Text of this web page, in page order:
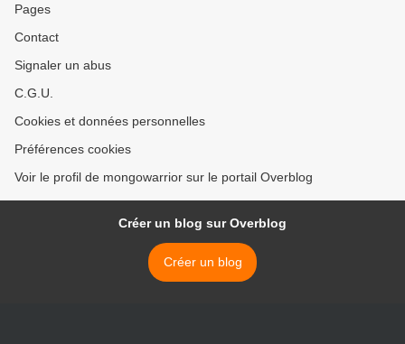
Pages
Contact
Signaler un abus
C.G.U.
Cookies et données personnelles
Préférences cookies
Voir le profil de mongowarrior sur le portail Overblog
Créer un blog sur Overblog
Créer un blog